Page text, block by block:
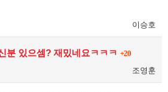
이승호
분 있으셈? 재밌네요ㅋㅋㅋ +20
조영훈